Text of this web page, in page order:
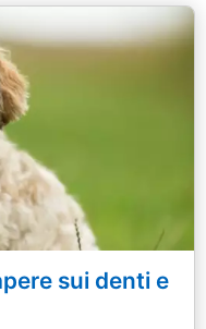
sui denti e